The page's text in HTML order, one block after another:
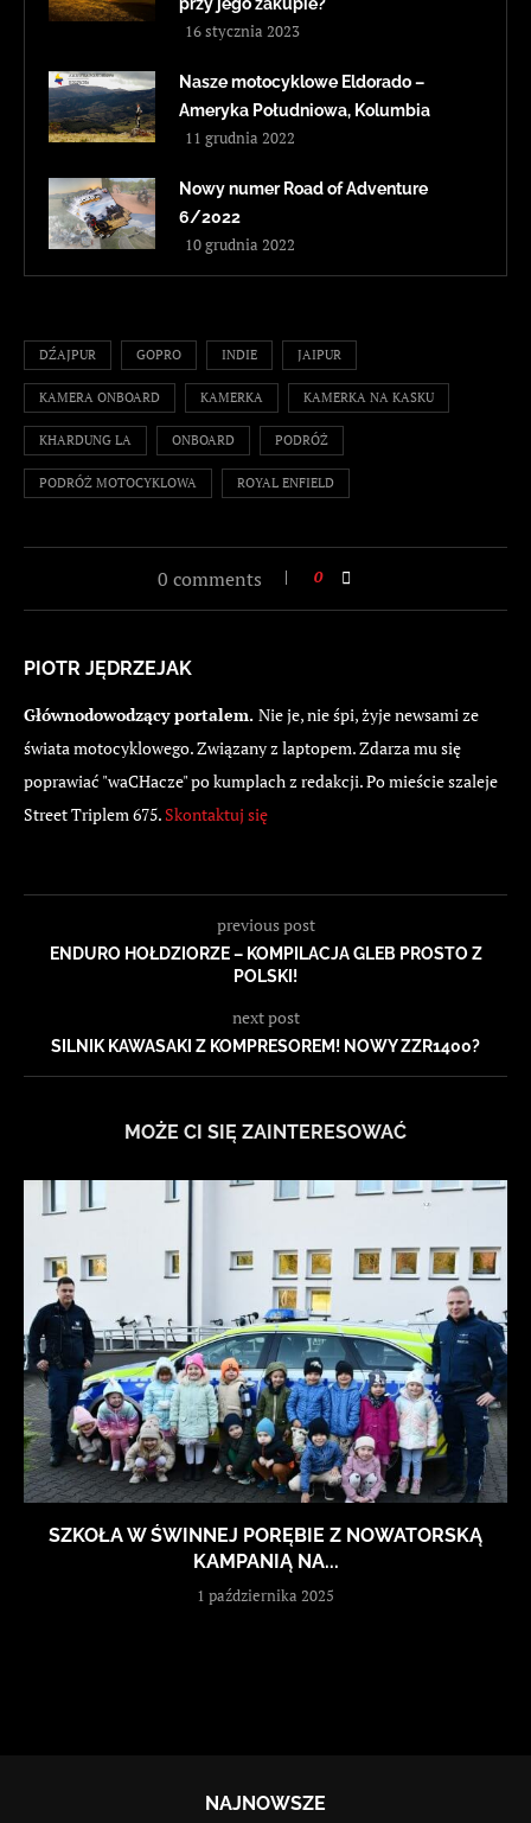
16 stycznia 2023
Nasze motocyklowe Eldorado –
Ameryka Południowa, Kolumbia
11 grudnia 2022
Nowy numer Road of Adventure
6/2022
10 grudnia 2022
DŹAJPUR GOPRO INDIE JAIPUR
KAMERA ONBOARD KAMERKA KAMERKA NA KASKU
KHARDUNG LA ONBOARD PODRÓŻ
PODRÓŻ MOTOCYKLOWA ROYAL ENFIELD
0 comments 0
PIOTR JĘDRZEJAK
Głównodowodzący portalem. Nie je, nie śpi, żyje newsami ze
świata motocyklowego. Związany z laptopem. Zdarza mu się
poprawiać "waCHacze" po kumplach z redakcji. Po mieście szaleje
Street Triplem 675. Skontaktuj się
previous post
ENDURO HOŁDZIORZE – KOMPILACJA GLEB PROSTO Z
POLSKI!
next post
SILNIK KAWASAKI Z KOMPRESOREM! NOWY ZZR1400?
MOŻE CI SIĘ ZAINTERESOWAĆ
SZKOŁA W ŚWINNEJ PORĘBIE Z NOWATORSKĄ
KAMPANIĄ NA...
1 października 2025
NAJNOWSZE